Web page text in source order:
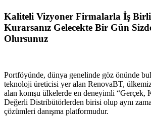
Kaliteli Vizyoner Firmalarla İş
Kurarsanız Gelecekte Bir Gün
Olursunuz
Portföyünde, dünya genelinde göz önünde
teknoloji üreticisi yer alan RenovaBT,
alan komşu ülkelerde en deneyimli “Gerçek,
Değerli Distribütörlerden birisi olup aynı
çözümleri danışma platformudur.